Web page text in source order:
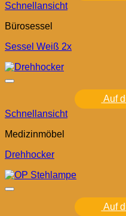
Schnellansicht
Bürosessel
Sessel Weiß 2x
Auf
Schnellansicht
Medizinmöbel
Drehhocker
Auf